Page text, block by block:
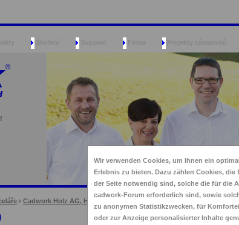
Cadwork Holz AG, Herisau (CH)
Wir verwenden Cookies, um Ihnen ein
Erlebnis zu bieten. Dazu zählen Cookies, die
der Seite notwendig sind, solche die für die
cadwork-Forum erforderlich sind, sowie
zu anonymen Statistikzwecken, für
oder zur Anzeige personalisierter Inhalte